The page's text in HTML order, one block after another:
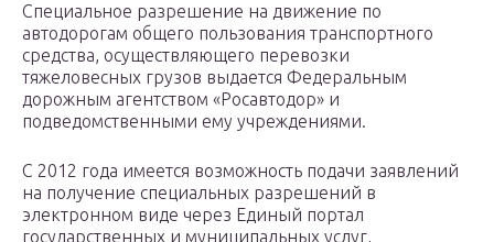
Специальное разрешение на движение по
автодорогам общего пользования транспортного
средства, осуществляющего перевозки
тяжеловесных грузов выдается Федеральным
дорожным агентством «Росавтодор» и
подведомственными ему учреждениями.
С 2012 года имеется возможность подачи заявлений
на получение специальных разрешений в
электронном виде через Единый портал
государственных и муниципальных услуг,